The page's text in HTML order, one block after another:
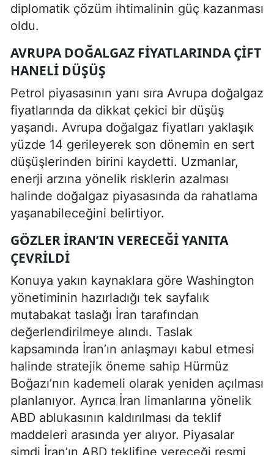
diplomatik çözüm ihtimalinin güç kazanması
oldu.
AVRUPA DOĞALGAZ FIYATLARINDA ÇIFT
HANELI DÜŞÜŞ
Petrol piyasasının yanı sıra Avrupa doğalgaz
fiyatlarında da dikkat çekici bir düşüş
yaşandı. Avrupa doğalgaz fiyatları yaklaşık
yüzde 14 gerileyerek son dönemin en sert
düşüşlerinden birini kaydetti. Uzmanlar,
enerji arzına yönelik risklerin azalması
halinde doğalgaz piyasasında da rahatlama
yaşanabileceğini belirtiyor.
GÖZLER İRAN’IN VERECEĞI YANITA
ÇEVRILDI
Konuya yakın kaynaklara göre Washington
yönetiminin hazırladığı tek sayfalık
mutabakat taslağı İran tarafından
değerlendirilmeye alındı. Taslak
kapsamında İran’ın anlaşmayı kabul etmesi
halinde stratejik öneme sahip Hürmüz
Boğazı’nın kademeli olarak yeniden açılması
planlanıyor. Ayrıca İran limanlarına yönelik
ABD ablukasının kaldırılması da teklif
maddeleri arasında yer alıyor. Piyasalar
şimdi İran’ın ABD teklifine vereceği resmi